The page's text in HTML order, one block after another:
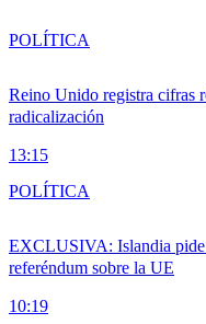
Reino Unido registra cifras
radicalización
13:15
POLÍTICA
EXCLUSIVA: Islandia pide
referéndum sobre la UE
10:19
POLÍTICA